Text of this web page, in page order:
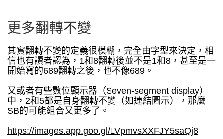
更多翻轉不變
其實翻轉不變的定義很模糊，完全由字型來決定，相
信也有讀者認為，1和8翻轉後並不是1和8，甚至是一
開始寫的689翻轉之後，也不像689。
又或者有些數位顯示器（Seven-segment display）
中，2和5都是自身翻轉不變（如連結圖示），那麼
SB的可能組合又更多了。
https://images.app.goo.gl/LVpmvsXXFJY5saQj8